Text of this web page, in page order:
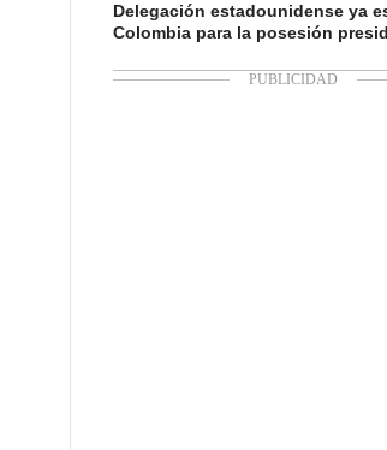
Delegación estadounidense ya
Colombia para la posesión